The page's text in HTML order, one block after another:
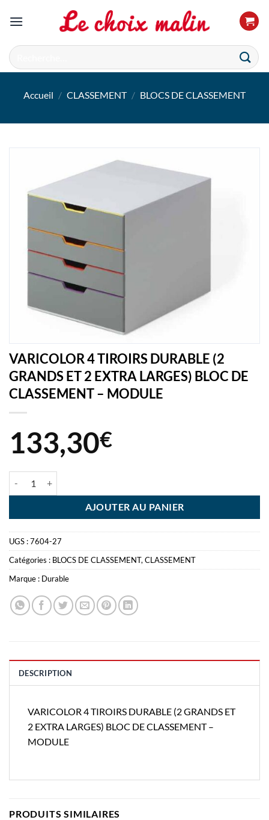
Recherche
pour :
Accueil / CLASSEMENT / BLOCS DE CLASSEMENT
VARICOLOR 4 TIROIRS DURABLE (2
GRANDS ET 2 EXTRA LARGES) BLOC DE
CLASSEMENT – MODULE
133,30€
AJOUTER AU PANIER
UGS :7604-27
Catégories : BLOCS DE CLASSEMENT, CLASSEMENT
Marque : Durable
DESCRIPTION
VARICOLOR 4 TIROIRS DURABLE (2 GRANDS ET
2 EXTRA LARGES) BLOC DE CLASSEMENT –
MODULE
PRODUITS SIMILAIRES